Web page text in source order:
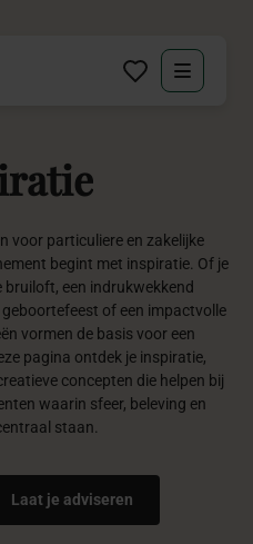
voor particuliere en zakelijke
begint met inspiratie. Of je
een indrukwekkend
of een impactvolle
vormen de basis voor een
pagina ontdek je inspiratie,
concepten die helpen bij
waarin sfeer, beleving en
staan.
Laat je adviseren